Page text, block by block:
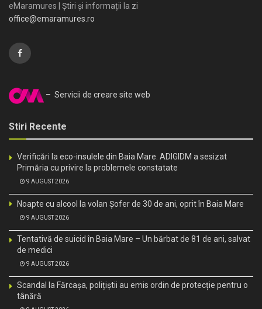
eMaramures | Știri și informații la zi
office@emaramures.ro
– Servicii de creare site web
Stiri Recente
Verificări la eco-insulele din Baia Mare. ADIGIDM a sesizat
Primăria cu privire la problemele constatate
9 AUGUST 2026
Noapte cu alcool la volan Șofer de 30 de ani, oprit în Baia Mare
9 AUGUST 2026
Tentativă de suicid în Baia Mare – Un bărbat de 81 de ani, salvat
de medici
9 AUGUST 2026
Scandal la Fărcașa, polițiștii au emis ordin de protecție pentru o
tânără